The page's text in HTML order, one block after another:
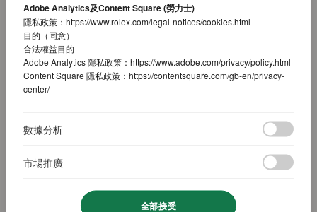
Adobe Analytics及Content Square (勞力士)
隱私政策： https://www.rolex.com/legal-notices/cookies.html
目的（同意）
合法權益目的
Adobe Analytics 隱私政策： https://www.adobe.com/privacy/policy.html
Content Square 隱私政策： https://contentsquare.com/gb-en/privacy-
center/
數據分析
市場推廣
全部接受